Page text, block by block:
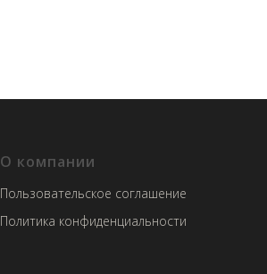
О компании
Пользовательское соглашение
Политика конфиденциальности